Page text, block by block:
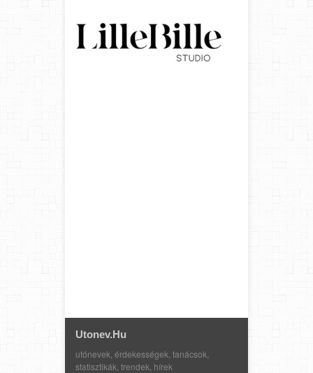
Utonev.hu
utónevek, érdekességek, tanácsok,
statisztikák, trendek, hírek